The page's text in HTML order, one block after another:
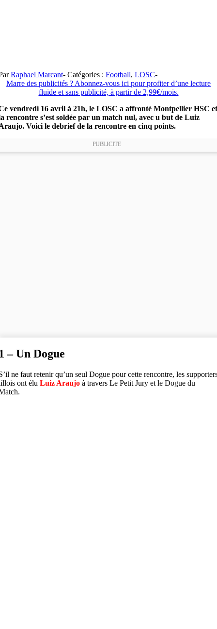
Raphael Marcant- Catégories :Football,LOSC-
Marre des publicités ? Abonnez-vous ici pour profiter d’une lecture
fluide et sans publicité, à partir de 2,99€/mois.
vendredi 16 avril à 21h, le LOSC a affronté Montpellier HSC
rencontre s’est soldée par un match nul, avec u but de Luiz
Voici le debrief de la rencontre en cinq points.
PUBLICITE
– Un Dogue
ne faut retenir qu’un seul Dogue pour cette rencontre, les
ont éluLuiz Araujo à travers Le Petit Jury et le Dogue du